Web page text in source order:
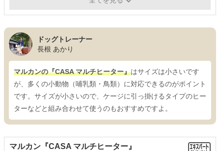
ドッグトレーナー
長根 あかり
マルカンの『CASA マルチヒーター』はサイズは小さいです
が、多くの小動物（哺乳類・鳥類）に対応できるのがポイント
です。サイズが小さいので、ケージに引っ掛けるタイプのヒー
ターなどと組み合わせて使うのもおすすめですよ。
マルカン『CASA マルチヒーター』